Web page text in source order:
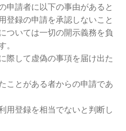
申請者に以下の事由があると
登録の申請を承認しないこと
ついては一切の開示義務を負
。
際して虚偽の事項を届け出た
ことがある者からの申請であ
用登録を相当でないと判断し